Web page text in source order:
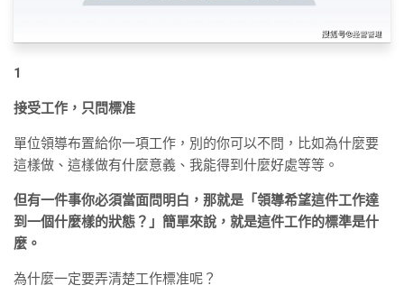
1
接受工作，只問標准
單位領導布置給你一項工作，別的你可以不問，比如為什麼要
這樣做、這樣做有什麼意義、我能得到什麼好處等等。
但有一件事你必須當面問明白，那就是「領導希望這件工作達
到一個什麼樣的狀態？」簡單來說，就是這件工作的標準是什
麼。
為什麼一定要弄清楚工作標准呢？